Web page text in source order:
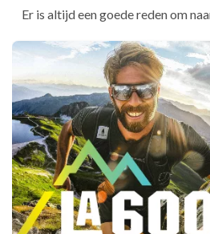
Er is altijd een goede reden om